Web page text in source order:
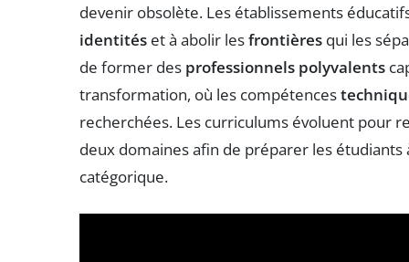
devenir obsolète. Les établissements
identités et à abolir lesfrontières qui les
de former des professionnels polyvalents
transformation, où les compétences
recherchées. Les curriculums évoluent pour
deux domaines afin de préparer les
catégorique.